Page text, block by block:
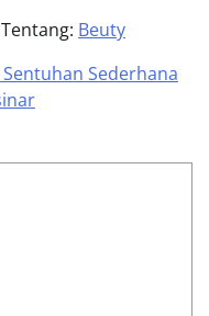
Beuty
Sederhana